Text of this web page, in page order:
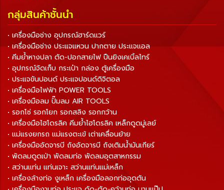
กลุ่มสินค้าชั้นนำ
• เครื่องมือช่าง อุปกรณ์ฮาร์ดแวร์
• เครื่องมือช่าง ประแจแหวน ปากตาย ประแจแอล
• คีมย้ำหางปลา ตัด-ปอกสายไฟ ปืนยิงเคเบิ้ลไทร์
• อุปกรณ์จัดเก็บ กระเป๋า กล่อง ตู้เครื่องมือ
• ประแจขันปอนด์ ประแจปอนด์ดิจิตอล
• เครื่องมือไฟฟ้า POWER TOOLS
• เครื่องมือลม ปั๊มลม AIR TOOLS
• รอกโซ่ รอกโยก รอกสลิง รอกกว้าน
• เครื่องมือไฮโดรลิค คีมย้ำไฮโดรลิค เหล็กดูดมู่เลย์
• แม่แรงยกรถ แม่แรงตะเข้ เต่าเคลื่อนย้าย
• เครื่องมืออัดจารบี ถังอัดจารบี ถังเติมน้ำมันเกียร์
• พัดลมดูดเป่า พัดลมท่อ พัดลมอุตสาหกรรม
• สว่านแท่น แท่นเจาะ สว่านแท่นแม่เหล็ก
• เครื่องล้างท่อ งูเหล็ก เครื่องมือลอกท่ออุดตัน